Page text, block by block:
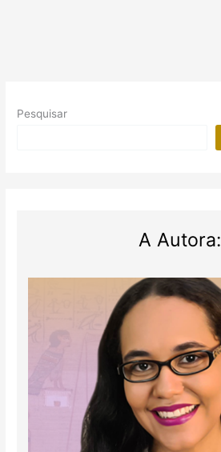
Pesquisar
A Autora: